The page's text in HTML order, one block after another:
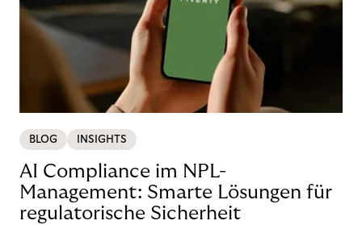
BLOG INSIGHTS
AI Compliance im NPL-
Management: Smarte Lösungen für
regulatorische Sicherheit